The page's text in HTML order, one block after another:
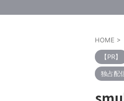
HOME >
【PR】
独占配